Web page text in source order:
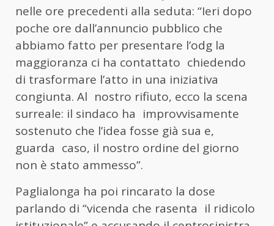
nelle ore precedenti alla seduta: “Ieri dopo
poche ore dall’annuncio pubblico che
abbiamo fatto per presentare l’odg la
maggioranza ci ha contattato chiedendo
di trasformare l’atto in una iniziativa
congiunta. Al nostro rifiuto, ecco la scena
surreale: il sindaco ha improvvisamente
sostenuto che l’idea fosse già sua e,
guarda caso, il nostro ordine del giorno
non è stato ammesso”.
Paglialonga ha poi rincarato la dose
parlando di “vicenda che rasenta il ridicolo